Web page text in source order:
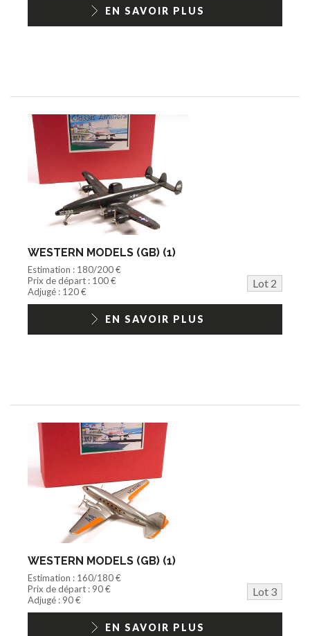
1/18ème moderneEN SAVOIR PLUS
WESTERN MODELS (GB) (1)
Estimation : 180/200 €
Prix de départ : 100 €
Lot 2
Adjugé : 120 €
EN SAVOIR PLUS
WESTERN MODELS (GB) (1)
Estimation : 160/180 €
Prix de départ : 90 €
Lot 3
Adjugé : 90 €
EN SAVOIR PLUS